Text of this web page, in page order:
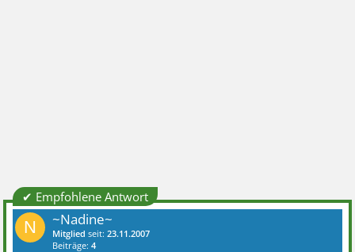
✔ Empfohlene Antwort
N ~Nadine~
Mitglied seit:23.11.2007
Beiträge:4